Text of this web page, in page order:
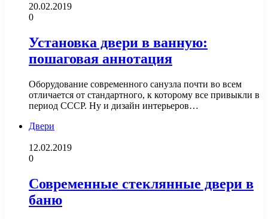
20.02.2019
0
Установка двери в ванную:
пошаговая аннотация
Оборудование современного санузла почти во всем
отличается от стандартного, к которому все привыкли в
период СССР. Ну и дизайн интерьеров…
Двери
12.02.2019
0
Современные стеклянные двери в
баню